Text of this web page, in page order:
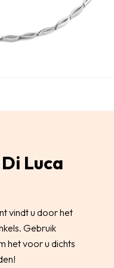
Luca
vindt u door het
Gebruik
het voor u dichts